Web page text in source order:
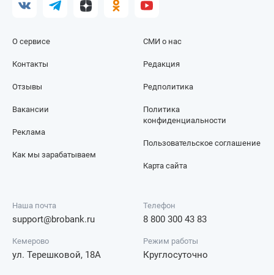
О сервисе
Контакты
Отзывы
СМИ о нас
Редакция
Редполитика
Вакансии
Реклама
Как мы зарабатываем
Политика
конфиденциальности
Пользовательское соглашение
Карта сайта
Наша почта
support@brobank.ru
Телефон
8 800 300 43 83
Кемерово
ул. Терешковой, 18А
Режим работы
Круглосуточно